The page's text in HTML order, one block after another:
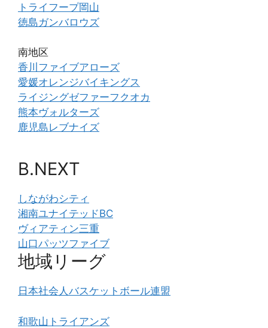
トライフープ岡山
徳島ガンバロウズ
南地区
香川ファイブアローズ
愛媛オレンジバイキングス
ライジングゼファーフクオカ
熊本ヴォルターズ
鹿児島レブナイズ
B.NEXT
しながわシティ
湘南ユナイテッドBC
ヴィアティン三重
山口パッツファイブ
地域リーグ
日本社会人バスケットボール連盟
和歌山トライアンズ